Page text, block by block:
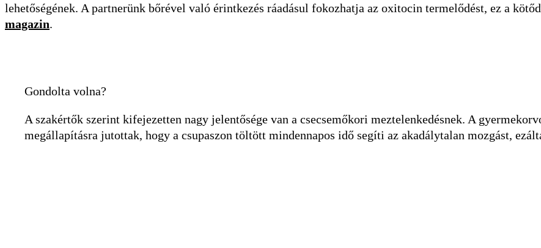
lehetőségének. A partnerünk bőrével való érintkezés ráadásul fokozhatja az oxitocin termelődést, ez a
magazin.
Gondolta volna?
A szakértők szerint kifejezetten nagy jelentősége van a csecsemőkori meztelenkedésnek. A
megállapításra jutottak, hogy a csupaszon töltött mindennapos idő segíti az akadálytalan mozgást,